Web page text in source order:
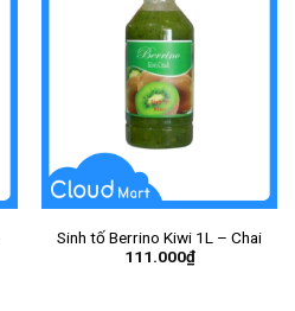
Sinh tố Berrino Kiwi 1L – Chai
111.000₫